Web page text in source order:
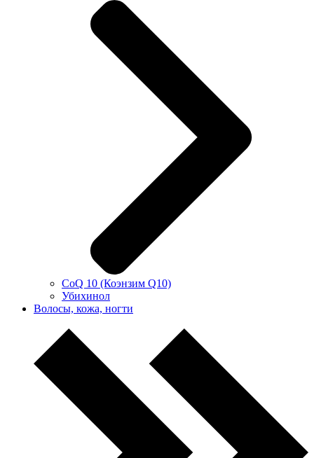
CoQ 10 (Коэнзим Q10)
Убихинол
Волосы, кожа, ногти